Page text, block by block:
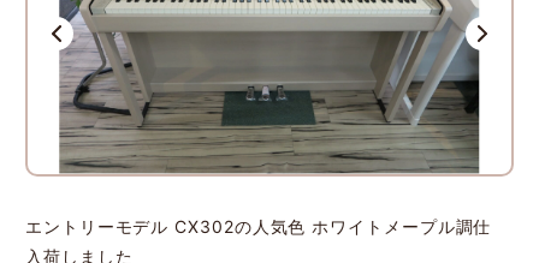
エントリーモデル CX302の人気色 ホワイトメープル調仕
入荷しました